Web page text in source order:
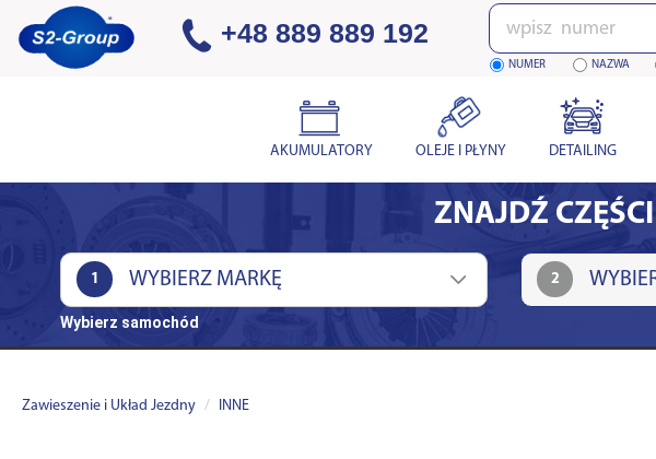
+48 889 889 192 Wpisz
numer
NUMER NAZWA
AKUMULATORY OLEJE I PŁYNY DETAILING
ZNAJDŹ
1 2
Wybierz samochód
Zawieszenie i Układ Jezdny INNE